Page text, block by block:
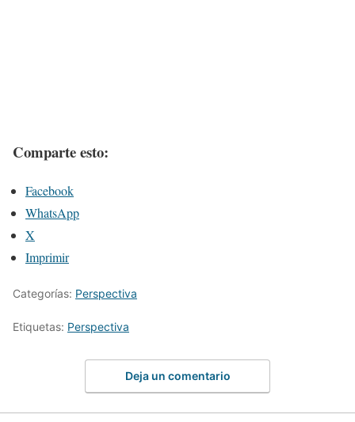
Comparte esto:
Facebook
WhatsApp
X
Imprimir
Categorías: Perspectiva
Etiquetas: Perspectiva
Deja un comentario